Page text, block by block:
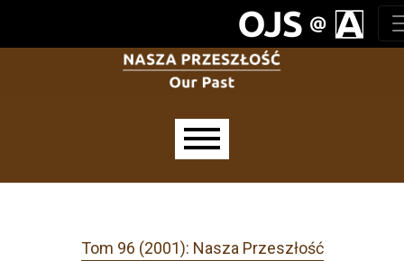
Tom 96 (2001): Nasza Przeszłość